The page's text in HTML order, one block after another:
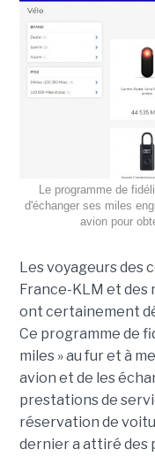
Le programme de
d'échanger ses miles
avion pour
Les voyageurs des
France-KLM et des
ont certainement
Ce programme de
miles » au fur et à
avion et de les
prestations de
réservation de
dernier a attiré des